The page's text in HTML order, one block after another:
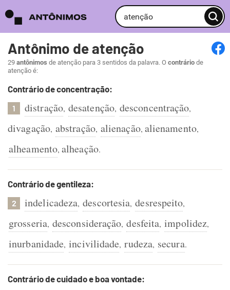
Antônimo de atenção
29 antônimos de atenção para 3 sentidos da palavra. O contrário de
atenção é:
Contrário de concentração:
1 distração, desatenção, desconcentração,
divagação, abstração, alienação, alienamento,
alheamento, alheação.
Contrário de gentileza:
2 indelicadeza, descortesia, desrespeito,
grosseria, desconsideração, desfeita, impolidez,
inurbanidade, incivilidade, rudeza, secura.
Contrário de cuidado e boa vontade: